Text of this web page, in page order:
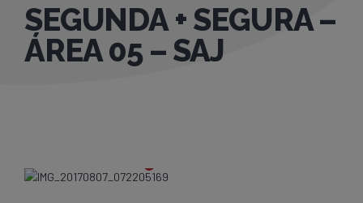
SEGUNDA + SEGURA –
ÁREA 05 – SAJ